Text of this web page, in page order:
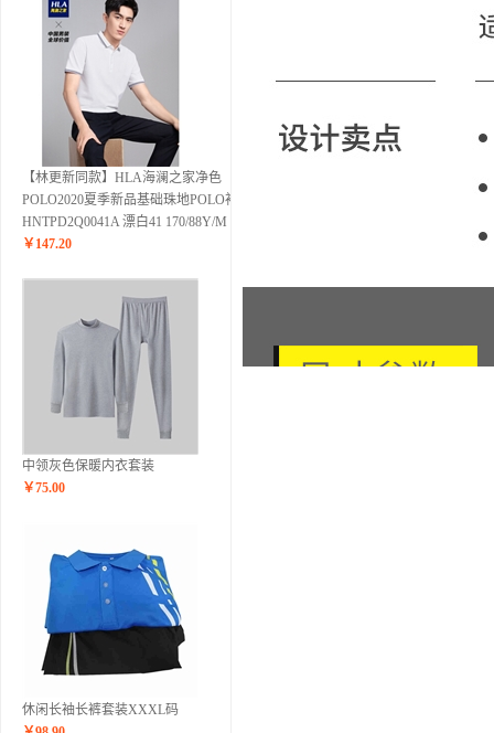
【林更新同款】HLA海澜之家净色
POLO2020夏季新品基础珠地POLO衫男
HNTPD2Q0041A 漂白41 170/88Y/M
￥ 147.20
中领灰色保暖内衣套装
￥75.00
休闲长袖长裤套装XXXL码